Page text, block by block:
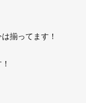
揃ってます！